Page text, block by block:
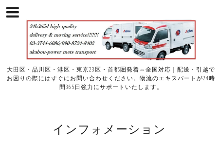
大田区・品川区・港区・東京23区・首都圏発着⇔全国対応｜配送・引越で
お困りの際にはすぐにお問い合わせください。物流のエキスパートが24時
間365日強力にサポートいたします。
インフォメーション